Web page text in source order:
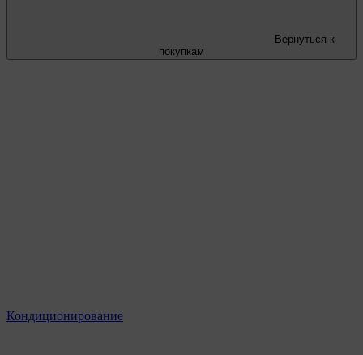
Вернуться к
покупкам
Кондиционирование